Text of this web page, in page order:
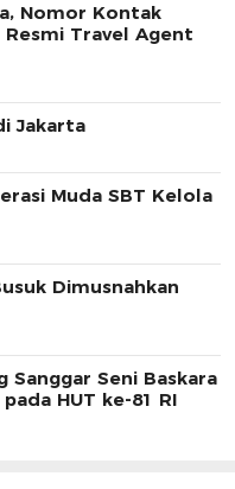
Nomor Kontak
Travel Agent
Jakarta
Muda SBT Kelola
Dimusnahkan
Sanggar Seni Baskara
HUT ke-81 RI